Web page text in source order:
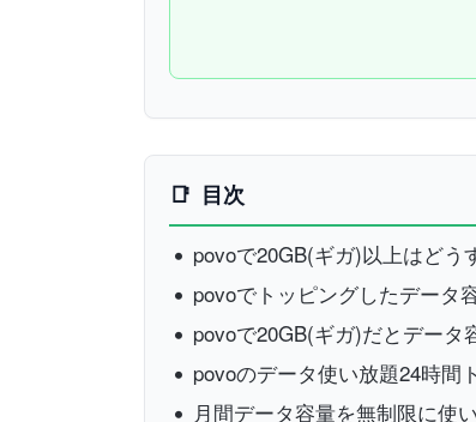
目次
povoで20GB(ギガ)以上はどう
povoでトッピングしたデータ
povoで20GB(ギガ)だとデータ
povoのデータ使い放題24時間
月間データ容量を無制限に使